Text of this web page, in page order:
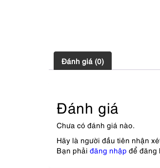
Đánh giá (0)
Đánh giá
Chưa có đánh giá nào.
Hãy là người đầu tiên nhận
Bạn phải đăng nhập để đăng